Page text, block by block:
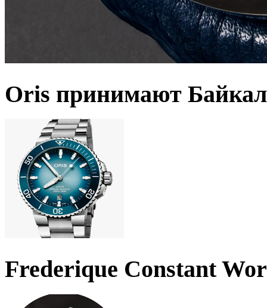
Oris принимают
Frederique Constant